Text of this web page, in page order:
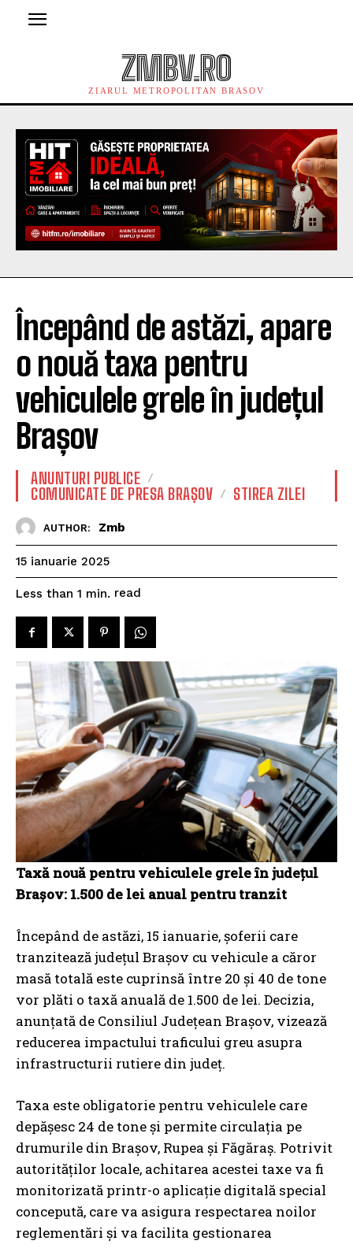
ZMBV.RO
ZIARUL METROPOLITAN BRASOV
Începând de astăzi, apare
o nouă taxa pentru
vehiculele grele în județul
Brașov
ANUNTURI PUBLICE
COMUNICATE DE PRESA BRAȘOV
STIREA ZILEI
AUTHOR: Zmb
15 ianuarie 2025
Less than 1 min. read
Taxă nouă pentru vehiculele grele în județul
Brașov: 1.500 de lei anual pentru tranzit
Începând de astăzi, 15 ianuarie, șoferii care
tranzitează județul Brașov cu vehicule a căror
masă totală este cuprinsă între 20 și 40 de tone
vor plăti o taxă anuală de 1.500 de lei. Decizia,
anunțată de Consiliul Județean Brașov, vizează
reducerea impactului traficului greu asupra
infrastructurii rutiere din județ.
Taxa este obligatorie pentru vehiculele care
depășesc 24 de tone și permite circulația pe
drumurile din Brașov, Rupea și Făgăraș. Potrivit
autorităților locale, achitarea acestei taxe va fi
monitorizată printr-o aplicație digitală special
concepută, care va asigura respectarea noilor
reglementări și va facilita gestionarea